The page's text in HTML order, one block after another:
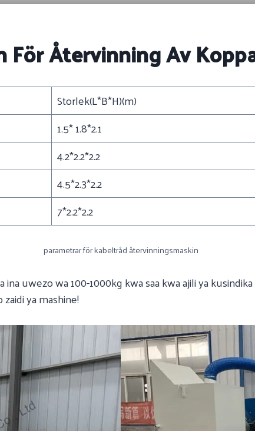
För Återvinning Av
Storlek(L*B*H)(m)
1.5* 1.8*2.1
4.2*2.2*2.2
4.5*2.3*2.2
7*2.2*2.2
parametrar för kabeltråd återvinningsmaskin
uwezo wa 100-1000kg kwa saa kwa ajili ya
ya mashine!